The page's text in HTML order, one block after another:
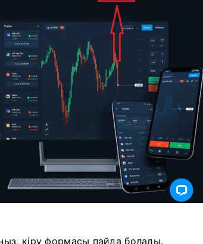
кіру формасы пайда болады.